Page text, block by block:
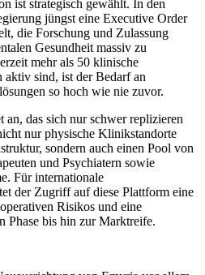
ist strategisch gewählt. In den
jüngst eine Executive Order
die Forschung und Zulassung
Gesundheit massiv zu
mehr als 50 klinische
aktiv sind, ist der Bedarf an
so hoch wie nie zuvor.
an, das sich nur schwer replizieren
nur physische Klinikstandorte
sondern auch einen Pool von
und Psychiatern sowie
Für internationale
der Zugriff auf diese Plattform eine
Risikos und eine
Phase bis hin zur Marktreife.